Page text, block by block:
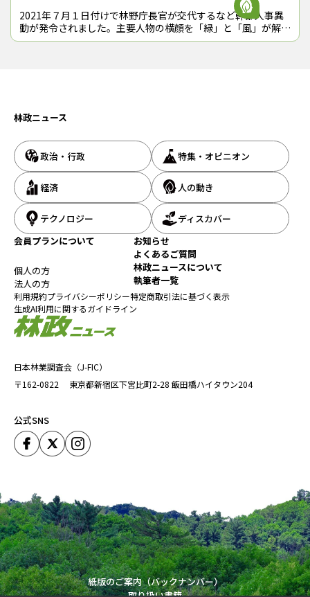
2021年７月１日付けで林野庁長官が交代するなど幹部人事異
動が発令されました。主要人物の横顔を「緑」と「風」が解説
します。
日本林業調査会（J-FIC）
〒162-0822
東京都新宿区下宮比町2-28 飯田橋ハイタウン204
公式SNS
林政ニュース
政治・行政 特集・オピニオン
経済 人の動き
テクノロジー
ディスカバー
会員プランについて
個人の方
法人の方
お知らせ
よくあるご質問
林政ニュースについて
執筆者一覧
利用規約プライバシーポリシー特定商取引法に基づく表示
生成AI利用に関するガイドライン
紙版のご案内（バックナンバー）